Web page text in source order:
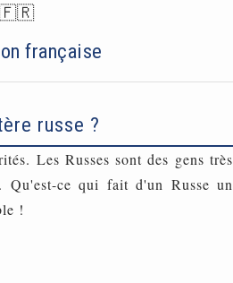
🇫🇷
française
russe ?
Les Russes sont des gens très
Qu'est-ce qui fait d'un Russe un
!